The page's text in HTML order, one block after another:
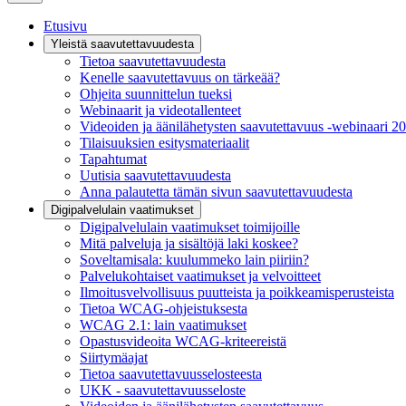
Etusivu
Yleistä saavutettavuudesta
Tietoa saavutettavuudesta
Kenelle saavutettavuus on tärkeää?
Ohjeita suunnittelun tueksi
Webinaarit ja videotallenteet
Videoiden ja äänilähetysten saavutettavuus -webinaari
Tilaisuuksien esitysmateriaalit
Tapahtumat
Uutisia saavutettavuudesta
Anna palautetta tämän sivun saavutettavuudesta
Digipalvelulain vaatimukset
Digipalvelulain vaatimukset toimijoille
Mitä palveluja ja sisältöjä laki koskee?
Soveltamisala: kuulummeko lain piiriin?
Palvelukohtaiset vaatimukset ja velvoitteet
Ilmoitusvelvollisuus puutteista ja poikkeamisperusteista
Tietoa WCAG-ohjeistuksesta
WCAG 2.1: lain vaatimukset
Opastusvideoita WCAG-kriteereistä
Siirtymäajat
Tietoa saavutettavuusselosteesta
UKK - saavutettavuusseloste